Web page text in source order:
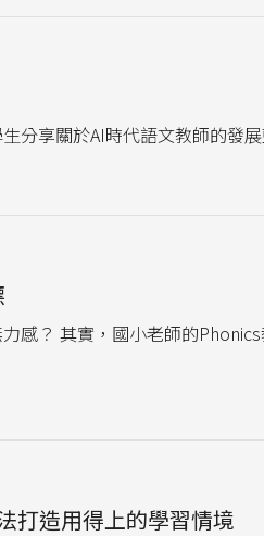
分享關於AI時代語文教師的發展
感？ 其實，國小老師的
打造用得上的學習情境